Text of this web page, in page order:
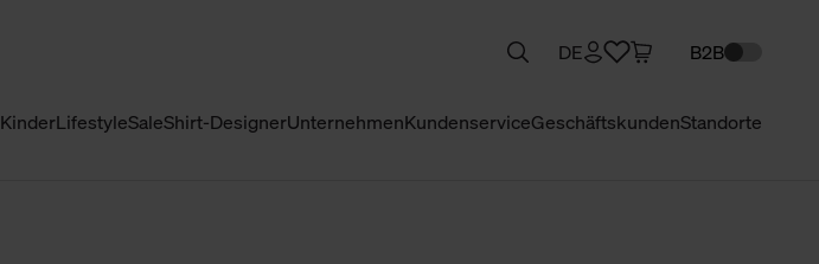
KinderLifestyleSaleShirt-DesignerUnternehmenKundenserviceGeschäftskundenStandorte
DE B2B